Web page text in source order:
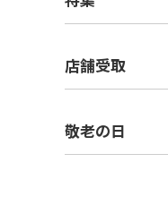
店舗受取
敬老の日